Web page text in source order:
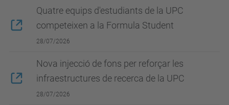
Quatre equips d'estudiants de la UPC
competeixen a la Formula Student
28/07/2026
Nova injecció de fons per reforçar les
infraestructures de recerca de la UPC
28/07/2026